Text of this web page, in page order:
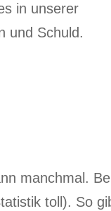
in unserer
und Schuld.
manchmal.
toll). So